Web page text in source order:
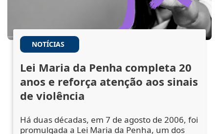
NOTÍCIAS
Lei Maria da Penha completa 20
anos e reforça atenção aos sinais
de violência
Há duas décadas, em 7 de agosto de 2006, foi
promulgada a Lei Maria da Penha, um dos